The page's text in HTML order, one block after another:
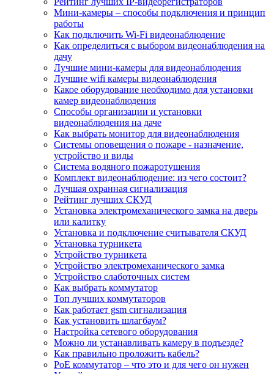
Мини-камеры – способы подключения и принцип
работы
Как подключить Wi-Fi видеонаблюдение
Как определиться с выбором видеонаблюдения на
дачу
Лучшие мини-камеры для видеонаблюдения
Лучшие wifi камеры видеонаблюдения
Какое оборудование необходимо для установки
камер видеонаблюдения
Способы организации и установки
видеонаблюдения на даче
Как выбрать монитор для видеонаблюдения
Системы оповещения о пожаре - назначение,
устройство и виды
Система водяного пожаротушения
Комплект видеонаблюдение: из чего состоит?
Лучшая охранная сигнализация
Рейтинг лучших СКУД
Установка электромеханического замка на дверь
или калитку
Установка и подключение считывателя СКУД
Установка турникета
Устройство турникета
Устройство электромеханического замка
Устройство слаботочных систем
Как выбрать коммутатор
Топ лучших коммутаторов
Как работает gsm сигнализация
Как установить шлагбаум?
Настройка сетевого оборудования
Можно ли устанавливать камеру в подъезде?
Как правильно проложить кабель?
PoE коммутатор – что это и для чего он нужен